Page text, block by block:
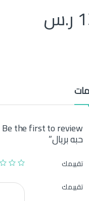
ر.س
حبه بريال”
تقييمك
تقييمك